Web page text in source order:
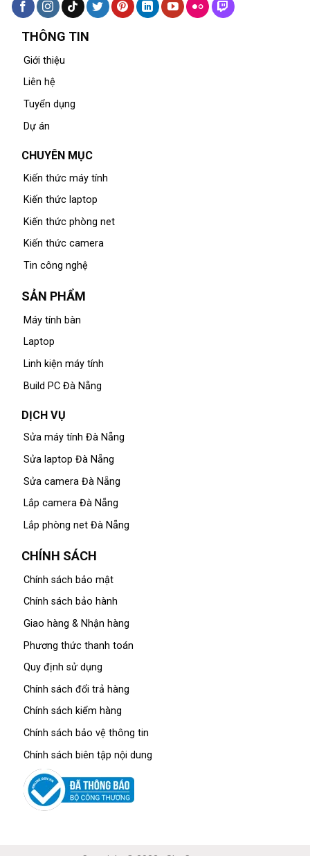
THÔNG TIN
Giới thiệu
Liên hệ
Tuyển dụng
Dự án
CHUYÊN MỤC
Kiến thức máy tính
Kiến thức laptop
Kiến thức phòng net
Kiến thức camera
Tin công nghệ
SẢN PHẨM
Máy tính bàn
Laptop
Linh kiện máy tính
Build PC Đà Nẵng
DỊCH VỤ
Sửa máy tính Đà Nẵng
Sửa laptop Đà Nẵng
Sửa camera Đà Nẵng
Lắp camera Đà Nẵng
Lắp phòng net Đà Nẵng
CHÍNH SÁCH
Chính sách bảo mật
Chính sách bảo hành
Giao hàng & Nhận hàng
Phương thức thanh toán
Quy định sử dụng
Chính sách đổi trả hàng
Chính sách kiểm hàng
Chính sách bảo vệ thông tin
Chính sách biên tập nội dung